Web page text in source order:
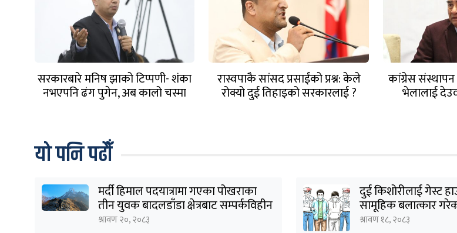
सरकारबारे मनिष झाको टिप्पणी- शंका
नभएपनि ढंग पुगेन, अब कालो चस्मा
पनि हटाउनुपर्छ
रास्वपाकै सांसद प्रसाईंको प्रश्न: केले
रोक्यो दुई तिहाइको सरकारलाई ?
कांग्रेस संस्थापन
भेलालाई
यो पनि पढौँ
मर्दी हिमाल पदयात्रामा गएका पोखराका
तीन युवक बादलडाँडा क्षेत्रबाट सम्पर्कविहीन
श्रावण २०, २०८३
दुई किशोरीलाई गेस्ट
सामूहिक बलात्कार
पक्राउ
श्रावण १८, २०८३